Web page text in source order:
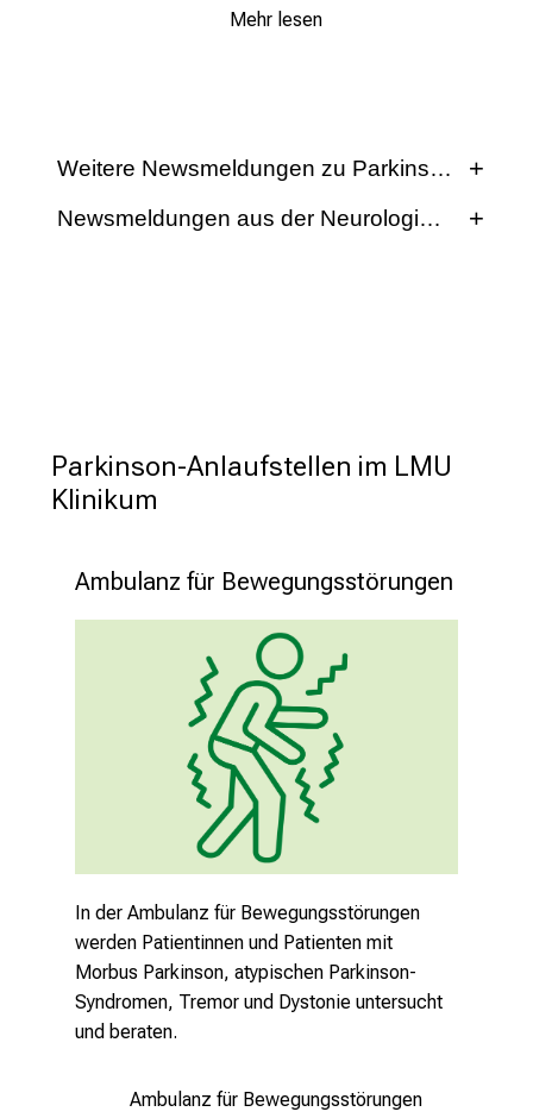
Mehr lesen
Weitere Newsmeldungen zu Parkinson lesen
Therapie mit modifizierter
11.9.2024
Die Therapie mit der modifizierten
Aminosäure Acetyl-DL-Leucin konnte in
zwei Patientenfällen in einem Vorstadium
der Parkinson-Krankheit das Fortschreiten
über 22 Monate unterbinden, einige
Krankheitsmarker besserten sich sogar.
Mehr lesen
Newsmeldungen aus der Neurologischen
Parkinson-Anlaufstellen im LMU
Klinikum
Ambulanz für Bewegungsstörungen
In der Ambulanz für Bewegungsstörungen
werden Patientinnen und Patienten mit
Morbus Parkinson, atypischen Parkinson-
Syndromen, Tremor und Dystonie untersucht
und beraten.
Ambulanz für Bewegungsstörungen